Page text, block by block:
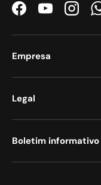
FacebookYouTube
Empresa
Legal
Boletim informativo